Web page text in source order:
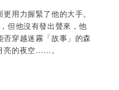
用力握緊了他的大手。
但他沒有發出聲來，他
穿越迷霧「故事」的森
亮的夜空……。